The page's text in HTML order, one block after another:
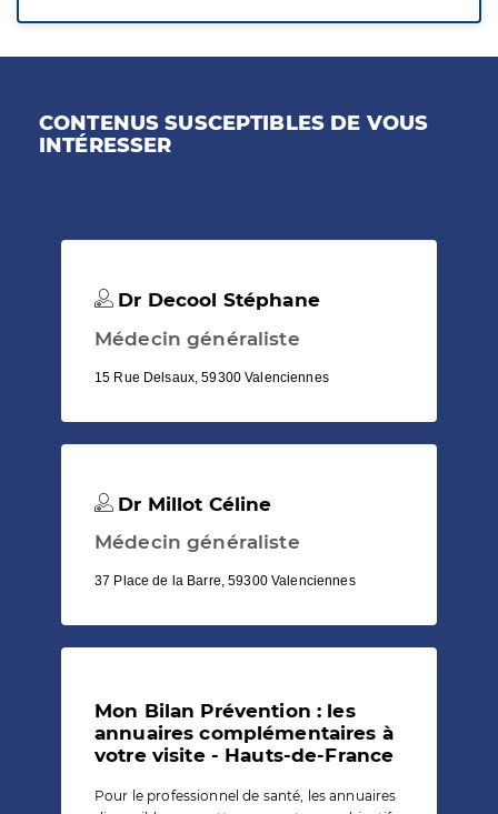
CONTENUS SUSCEPTIBLES DE VOUS
INTÉRESSER
Dr Decool Stéphane
Médecin généraliste
15 Rue Delsaux, 59300 Valenciennes
Dr Millot Céline
Médecin généraliste
37 Place de la Barre, 59300 Valenciennes
Mon Bilan Prévention : les
annuaires complémentaires à
votre visite - Hauts-de-France
Pour le professionnel de santé, les annuaires